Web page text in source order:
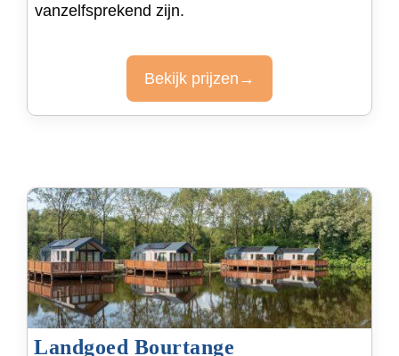
vanzelfsprekend zijn.
Bekijk prijzen→
Landgoed Bourtange